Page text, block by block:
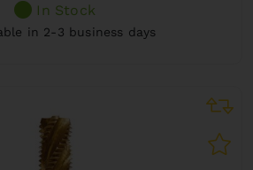
In Stock
in 2-3 business days